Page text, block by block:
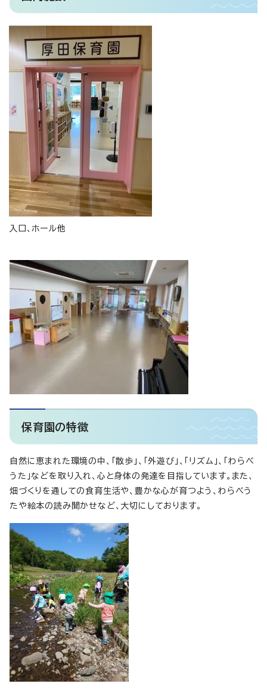
入口、ホール他
保育園の特徴
自然に恵まれた環境の中、「散歩」、「外遊び」、「リズム」、「わらべ
うた」などを取り入れ、心と身体の発達を目指しています。また、
畑づくりを通しての食育生活や、豊かな心が育つよう、わらべう
たや絵本の読み聞かせなど、大切にしております。